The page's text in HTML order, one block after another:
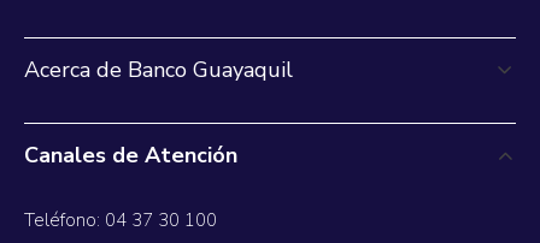
Acerca de Banco Guayaquil
Canales de Atención
Teléfono: 04 37 30 100